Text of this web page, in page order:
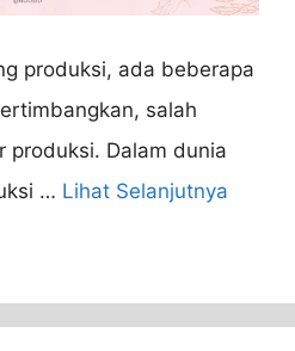
produksi, ada beberapa
salah
produksi. Dalam dunia
… Lihat Selanjutnya